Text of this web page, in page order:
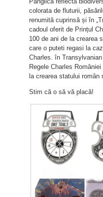
colorata de fluturii,
renumită cuprinsă și în
cadoul oferit de Prințul
100 de ani de la crearea
care o puteti regasi la
Charles. în
Regele Charles
la crearea statului român
Stim că o să vă placă!